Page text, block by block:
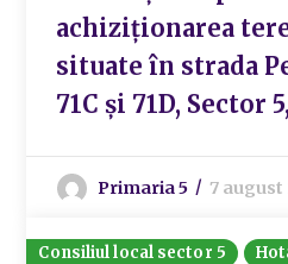
achiziționarea
situate în strada
71C și 71D, Sector
Primaria 5 7 august
Consiliul local sector 5